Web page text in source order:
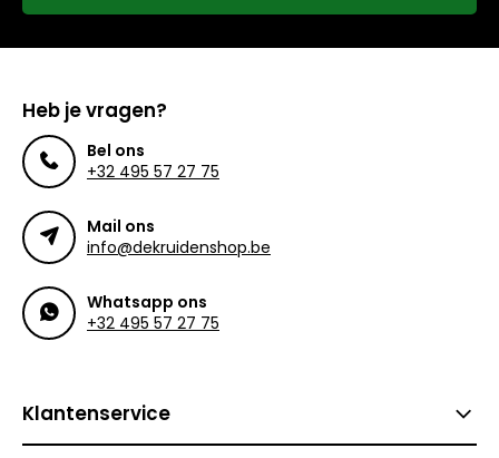
Heb je vragen?
Bel ons
+32 495 57 27 75
Mail ons
info@dekruidenshop.be
Whatsapp ons
+32 495 57 27 75
Klantenservice